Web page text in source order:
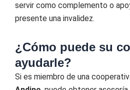
servir como complemento o
presente una invalidez.
¿Cómo puede su
ayudarle?
Si es miembro de una